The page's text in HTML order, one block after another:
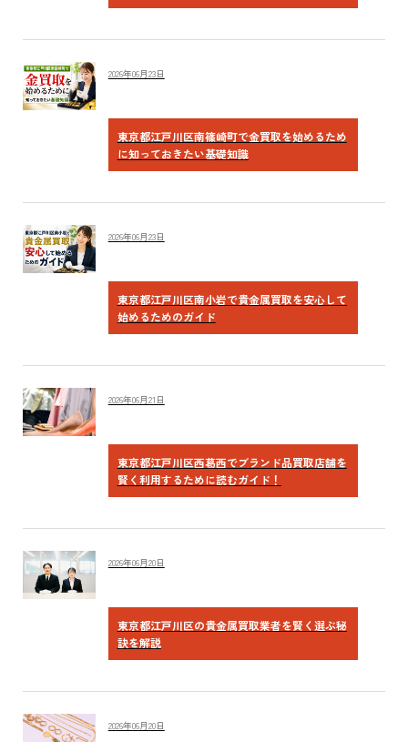
2026年06月23日
東京都江戸川区南篠崎町で金買取を始めるため
に知っておきたい基礎知識
2026年06月23日
東京都江戸川区南小岩で貴金属買取を安心して
始めるためのガイド
2026年06月21日
東京都江戸川区西葛西でブランド品買取店舗を
賢く利用するために読むガイド！
2026年06月20日
東京都江戸川区の貴金属買取業者を賢く選ぶ秘
訣を解説
2026年06月20日